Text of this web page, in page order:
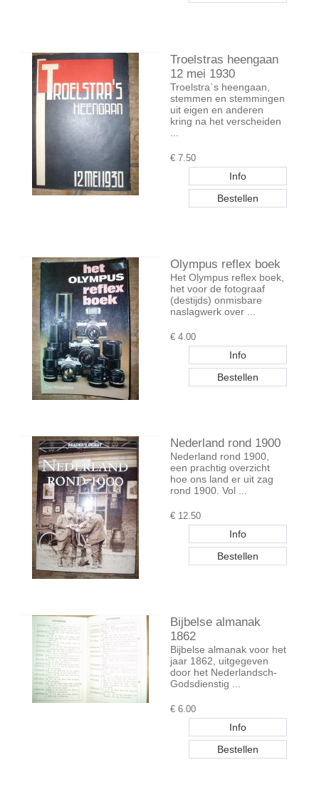
Troelstras heengaan
12 mei 1930
Troelstra`s heengaan,
stemmen en stemmingen
uit eigen en anderen
kring na het verscheiden
€ 7.50
Olympus reflex boek
Het Olympus reflex boek,
het voor de fotograaf
(destijds) onmisbare
naslagwerk over ...
€ 4.00
Nederland rond 1900
Nederland rond 1900,
een prachtig overzicht
hoe ons land er uit zag
rond 1900. Vol ...
€ 12.50
Bijbelse almanak
1862
Bijbelse almanak voor het
jaar 1862, uitgegeven
door het Nederlandsch-
Godsdienstig ...
€ 6.00